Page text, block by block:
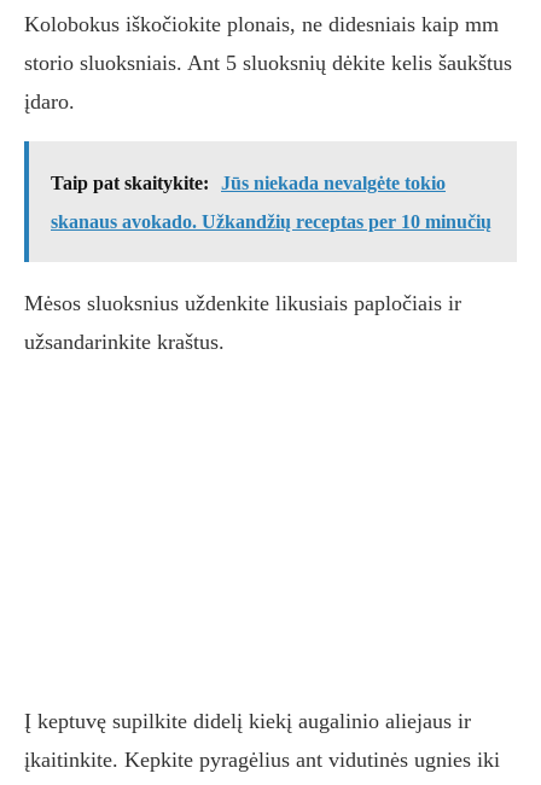
Kolobokus iškočiokite plonais, ne didesniais kaip mm
storio sluoksniais. Ant 5 sluoksnių dėkite kelis šaukštus
įdaro.
Taip pat skaitykite:
Jūs niekada nevalgėte tokio
skanaus avokado. Užkandžių receptas per 10 minučių
Mėsos sluoksnius uždenkite likusiais papločiais ir
užsandarinkite kraštus.
Į keptuvę supilkite didelį kiekį augalinio aliejaus ir
įkaitinkite. Kepkite pyragėlius ant vidutinės ugnies iki